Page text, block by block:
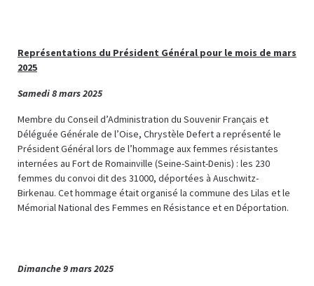
Représentations du Président Général pour le mois de mars
2025
Samedi 8 mars 2025
Membre du Conseil d’Administration du Souvenir Français et
Déléguée Générale de l’Oise, Chrystèle Defert a représenté le
Président Général lors de l’hommage aux femmes résistantes
internées au Fort de Romainville (Seine-Saint-Denis) : les 230
femmes du convoi dit des 31000, déportées à Auschwitz-
Birkenau. Cet hommage était organisé la commune des Lilas et le
Mémorial National des Femmes en Résistance et en Déportation.
Dimanche 9 mars 2025